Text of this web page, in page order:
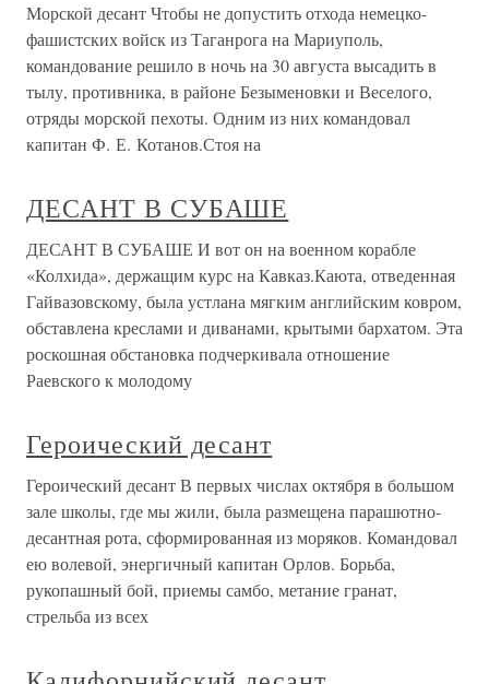
Морской десант Чтобы не допустить отхода немецко-
фашистских войск из Таганрога на Мариуполь,
командование решило в ночь на 30 августа высадить в
тылу, противника, в районе Безыменовки и Веселого,
отряды морской пехоты. Одним из них командовал
капитан Ф. Е. Котанов.Стоя на
ДЕСАНТ В СУБАШЕ
ДЕСАНТ В СУБАШЕ И вот он на военном корабле
«Колхида», держащим курс на Кавказ.Каюта, отведенная
Гайвазовскому, была устлана мягким английским ковром,
обставлена креслами и диванами, крытыми бархатом. Эта
роскошная обстановка подчеркивала отношение
Раевского к молодому
Героический десант
Героический десант В первых числах октября в большом
зале школы, где мы жили, была размещена парашютно-
десантная рота, сформированная из моряков. Командовал
ею волевой, энергичный капитан Орлов. Борьба,
рукопашный бой, приемы самбо, метание гранат,
стрельба из всех